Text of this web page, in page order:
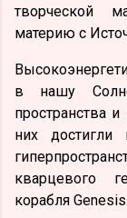
творческой
материю с
в нашу
пространства
них достигли
кварцевого
корабля